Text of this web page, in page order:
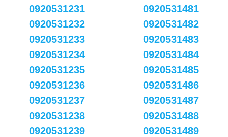
0920531231
0920531232
0920531233
0920531234
0920531235
0920531236
0920531237
0920531238
0920531239
0920531481
0920531482
0920531483
0920531484
0920531485
0920531486
0920531487
0920531488
0920531489